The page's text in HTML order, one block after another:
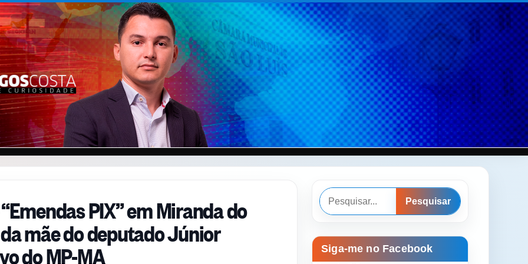
PIX” em Miranda do
mãe do deputado Júnior
do MP-MA
Pesquisar
Pesquisar
Siga-me no Facebook